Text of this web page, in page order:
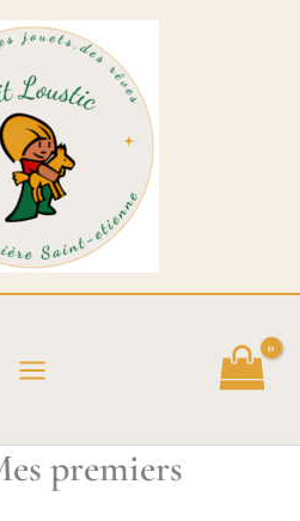
premiers